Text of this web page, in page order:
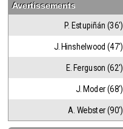
Avertissements
P. Estupiñán (36')
J. Hinshelwood (47')
E. Ferguson (62')
J. Moder (68')
A. Webster (90')